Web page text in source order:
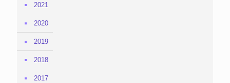
2021
2020
2019
2018
2017